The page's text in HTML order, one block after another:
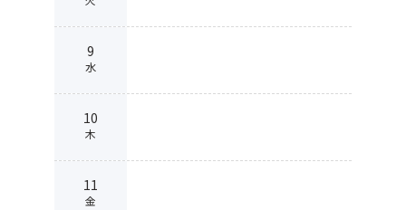
9
水
10
木
11
金